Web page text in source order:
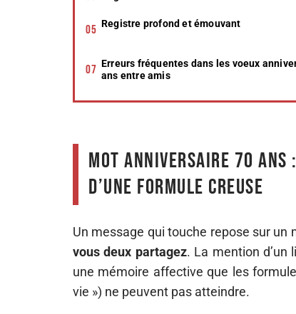
Registre profond et émouvant
Erreurs fréquentes dans les voeux
ans entre amis
Mot anniversaire 70 ans
d’une formule creuse
Un message qui touche repose sur un
vous deux partagez. La mention d’un
une mémoire affective que les
vie ») ne peuvent pas atteindre.